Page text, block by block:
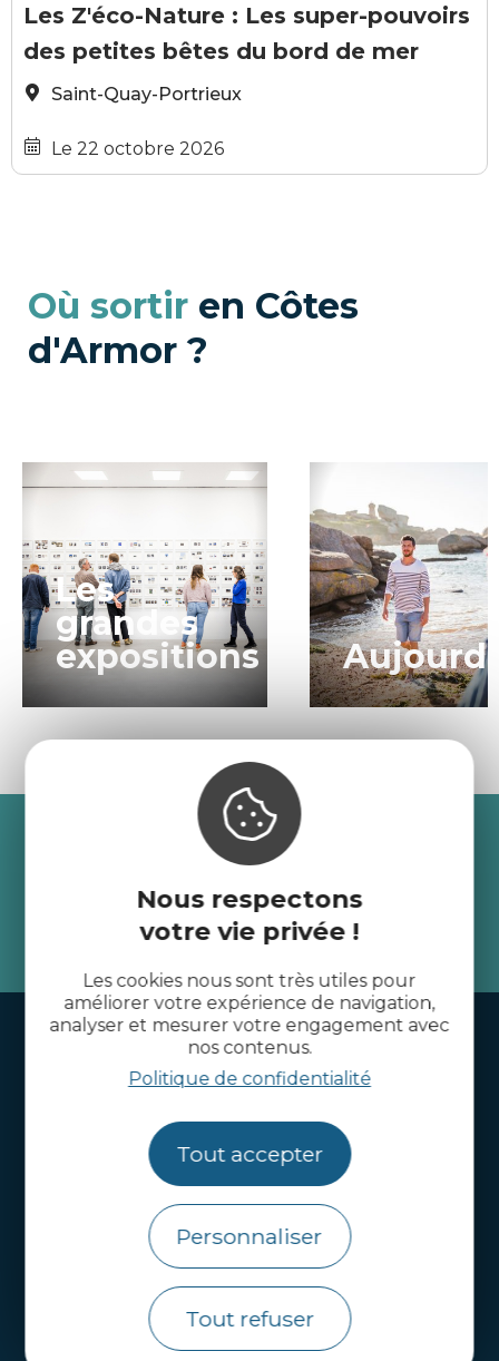
Nous respectons
votre vie privée !
Les cookies nous sont très utiles pour
améliorer votre expérience de navigation,
analyser et mesurer votre engagement avec
nos contenus.
Politique de confidentialité
Tout accepter
Personnaliser
Tout refuser
Les Z'éco-Nature : Les super-pouvoirs
des petites bêtes du bord de mer
Saint-Quay-Portrieux
Le 22 octobre 2026
Où sortir en Côtes
d'Armor ?
Les
grandes
expositions
Recevez l’actualité des
Côtes d’Armor
je m'abonne
Handi-tourisme
Webcams
Infos pratiques
Côtes d’Armor Destination
Agence de Développement Touristique et
d’Attractivité des Côtes d’Armor.
Qui sommes nous ?